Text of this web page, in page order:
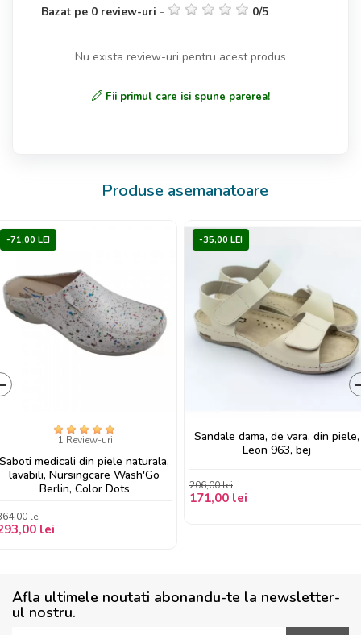
Bazat pe 0 review-uri - 0/5
Nu exista review-uri pentru acest produs
Fii primul care isi spune parerea!
Produse asemanatoare
-71,00 LEI
1 Review-uri
Saboti medicali din piele naturala,
lavabili, Nursingcare Wash'Go
Berlin, Color Dots
lei
lei
-35,00 LEI
Sandale dama, de vara, din piele,
Leon 963, bej
206,00 lei
171,00 lei
Afla ultimele noutati abonandu-te la newsletter-
ul nostru.